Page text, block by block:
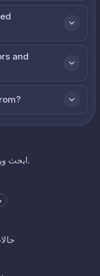
and
ابحث وراقب وعالج بيانات الاعتماد المخترقة في ثوانٍ.